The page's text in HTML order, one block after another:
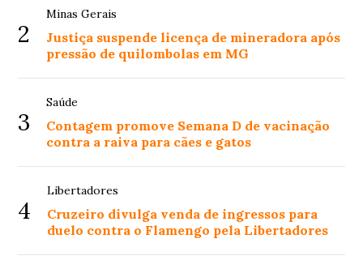
2
Minas Gerais
Justiça suspende licença de mineradora após
pressão de quilombolas em MG
3
Saúde
Contagem promove Semana D de vacinação
contra a raiva para cães e gatos
4
Libertadores
Cruzeiro divulga venda de ingressos para
duelo contra o Flamengo pela Libertadores